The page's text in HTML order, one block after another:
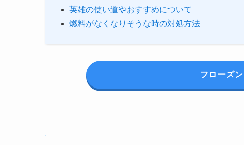
英雄の使い道やおすすめについて
燃料がなくなりそうな時の対処方法
フローズ